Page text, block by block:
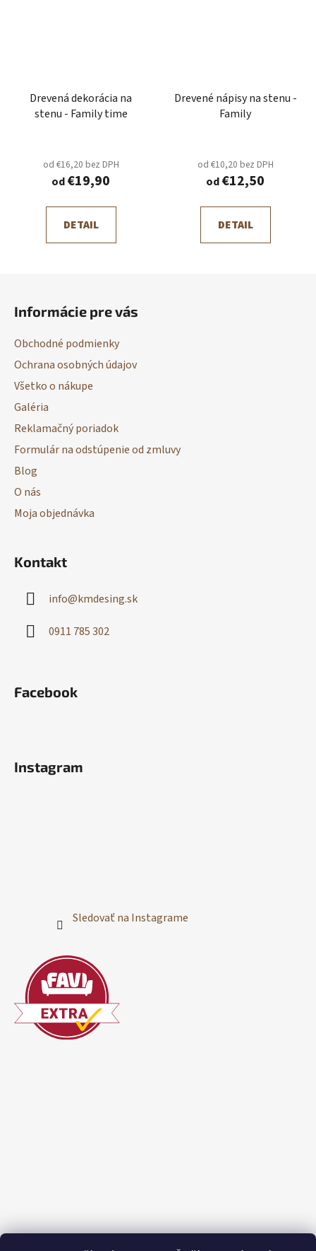
Drevená dekorácia na
stenu - Family time
od €16,20 bez DPH
od€19,90
DETAIL
Drevené nápisy na stenu -
Family
od €10,20 bez DPH
od€12,50
DETAIL
Informácie pre vás
Obchodné podmienky
Ochrana osobných údajov
Všetko o nákupe
Galéria
Reklamačný poriadok
Formulár na odstúpenie od zmluvy
Blog
O nás
Moja objednávka
Kontakt
info@kmdesing.sk
0911 785 302
Facebook
Instagram
Sledovať na Instagrame